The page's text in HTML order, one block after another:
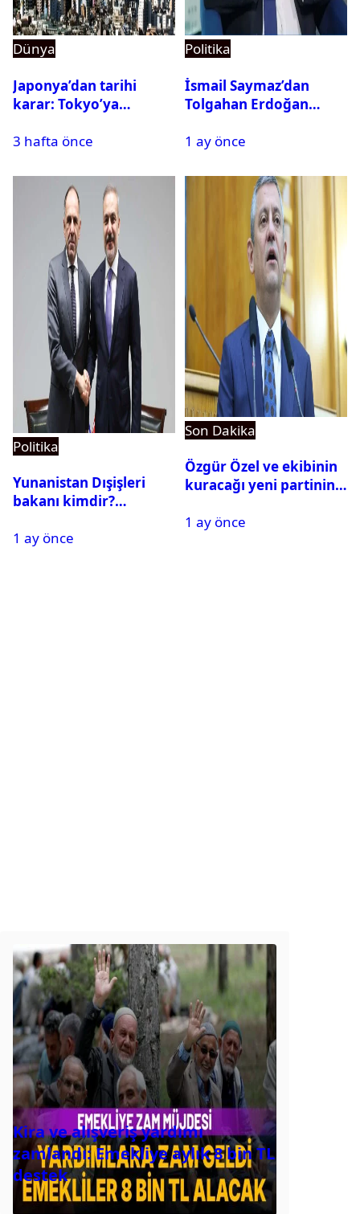
Dünya
Japonya’dan tarihi
karar: Tokyo’ya
geliyor
3 hafta önce
Politika
İsmail Saymaz’dan
Tolgahan Erdoğan
bilgisini sızdırıp para
1 ay önce
Politika
Yunanistan Dışişleri
bakanı kimdir?
kariyeri ve hayatı,
1 ay önce
Son Dakika
Özgür Özel ve ekibinin
kuracağı yeni partinin
1 ay önce
Kira ve alışveriş yardımı
zamlandı: Emekliye aylık 8 bin TL
destek